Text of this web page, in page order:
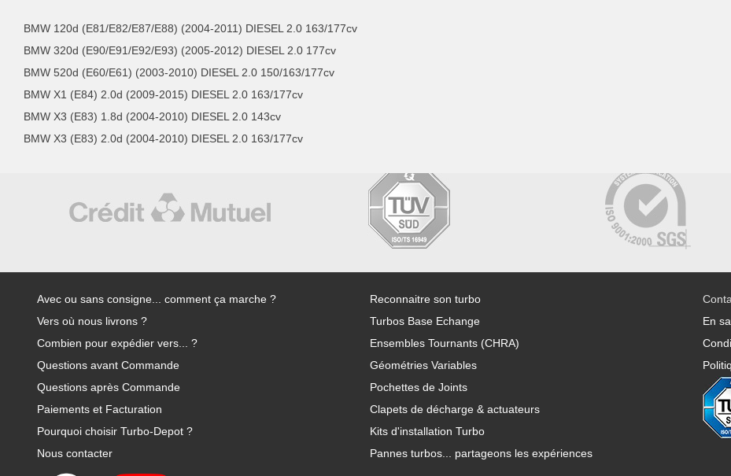
BMW 120d (E81/E82/E87/E88) (2004-2011) DIESEL 2.0 163/177cv
BMW 320d (E90/E91/E92/E93) (2005-2012) DIESEL 2.0 177cv
BMW 520d (E60/E61) (2003-2010) DIESEL 2.0 150/163/177cv
BMW X1 (E84) 2.0d (2009-2015) DIESEL 2.0 163/177cv
BMW X3 (E83) 1.8d (2004-2010) DIESEL 2.0 143cv
BMW X3 (E83) 2.0d (2004-2010) DIESEL 2.0 163/177cv
Avec ou sans consigne... comment ça marche ?
Vers où nous livrons ?
Combien pour expédier vers... ?
Questions avant Commande
Questions après Commande
Paiements et Facturation
Pourquoi choisir Turbo-Depot ?
Nous contacter
Reconnaitre son turbo
Turbos Base Echange
Ensembles Tournants (CHRA)
Géométries Variables
Pochettes de Joints
Clapets de décharge & actuateurs
Kits d'installation Turbo
Pannes turbos... partageons les expériences
En